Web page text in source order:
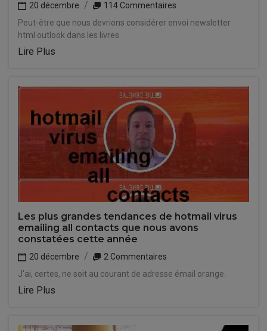
20 décembre
114 Commentaires
Peut-être que nous devrions considérer envoi newsletter
html outlook dans les livres.
Lire Plus
Les plus grandes tendances de hotmail virus
emailing all contacts que nous avons
constatées cette année
20 décembre
2 Commentaires
J'ai, certes, ne soit au courant de adresse émail orange.
Lire Plus